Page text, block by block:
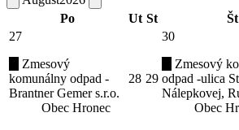
Po
Ut St Št
27
Zmesový
komunálny odpad -
Brantner Gemer s.r.o.
Obec Hronec
28 29
30
Zmesový
odpad -ulica
Nálepkovej,
Obec